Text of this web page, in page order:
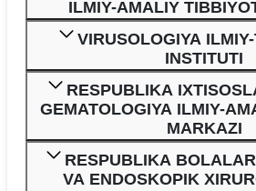
ILMIY-AMALIY
VIRUSOLOGIYA
INSTITUTI
RESPUBLIKA
GEMATOLOGIYA ILMIY-
MARKAZI
RESPUBLIKA
VA ENDOSKOPIK